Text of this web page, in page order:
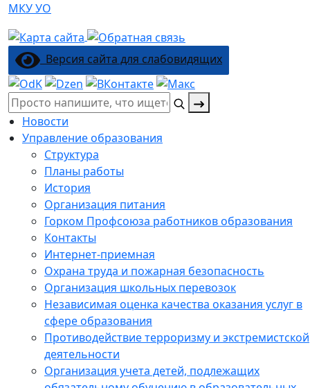
МКУ УО
Версия сайта для слабовидящих
Поиск:
Новости
Управление образования
Структура
Планы работы
История
Организация питания
Горком Профсоюза работников образования
Контакты
Интернет-приемная
Охрана труда и пожарная безопасность
Организация школьных перевозок
Независимая оценка качества оказания услуг в
сфере образования
Противодействие терроризму и экстремистской
деятельности
Организация учета детей, подлежащих